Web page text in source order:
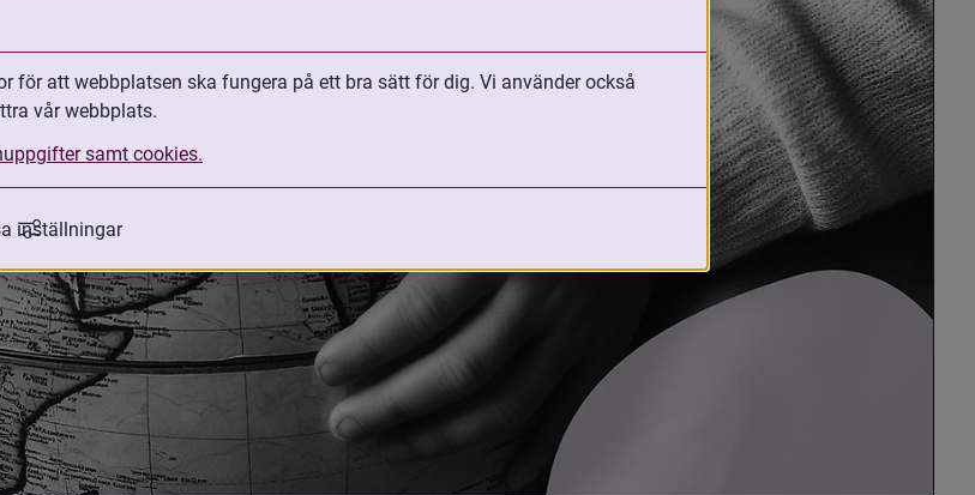
för att webbplatsen ska fungera på ett bra sätt för dig. Vi använder också
vår webbplats.
samt cookies.
inställningar